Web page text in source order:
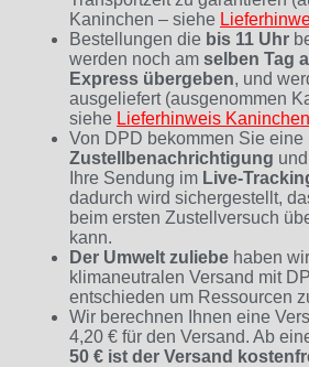
Kaninchen – siehe
Bestellungen die bis 11 Uhr
werden noch am selben Tag
Express übergeben, und
ausgeliefert (ausgenommen
siehe Lieferhinweis Kaninchen
Von DPD bekommen Sie eine
Zustellbenachrichtigung
Ihre Sendung im Live-
dadurch wird sichergestellt,
beim ersten Zustellversuch
kann.
Der Umwelt zuliebe haben
klimaneutralen Versand mit
entschieden um Ressourcen
Wir berechnen Ihnen eine
4,20 € für den Versand. Ab
50 € ist der Versand